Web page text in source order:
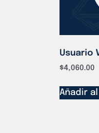
Usuario
$4,060.00
Añadir